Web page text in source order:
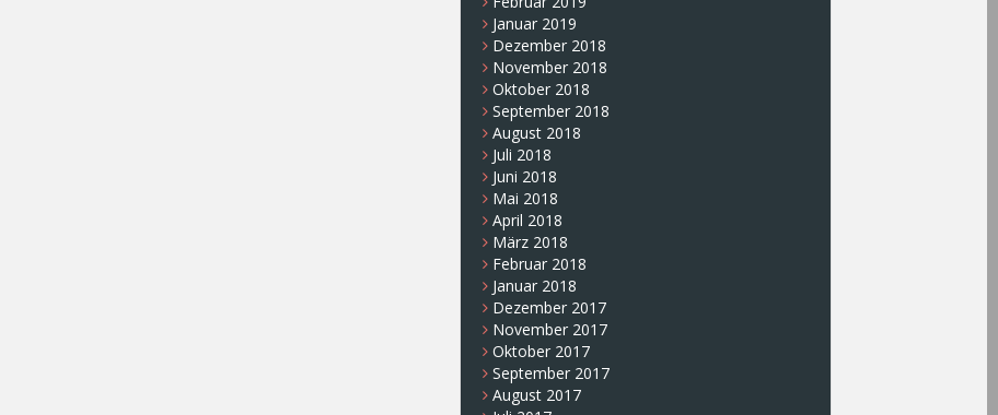
Januar 2019
Dezember 2018
November 2018
Oktober 2018
September 2018
August 2018
Juli 2018
Juni 2018
Mai 2018
April 2018
März 2018
Februar 2018
Januar 2018
Dezember 2017
November 2017
Oktober 2017
September 2017
August 2017